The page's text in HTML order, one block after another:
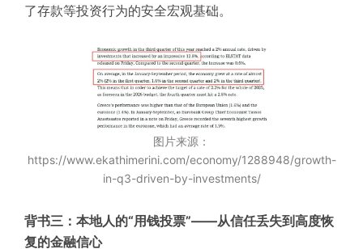
了存款等投资行为的安全宏观基础。
图片来源：
https://www.ekathimerini.com/economy/1288948/growth-
in-q3-driven-by-investments/
背书三：本地人的“用钱投票”——从信任丢失到高度恢
复的金融信心